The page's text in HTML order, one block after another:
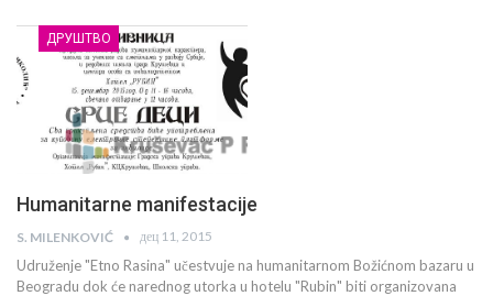
ДРУШТВО
Humanitarne manifestacije
S. MILENKOVIĆ дец 11, 2015
Udruženje "Etno Rasina" učestvuje na humanitarnom Božićnom bazaru u
Beogradu dok će narednog utorka u hotelu "Rubin" biti organizovana